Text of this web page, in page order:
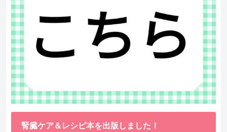
腎臓ケア＆レシピ本を出版しました！